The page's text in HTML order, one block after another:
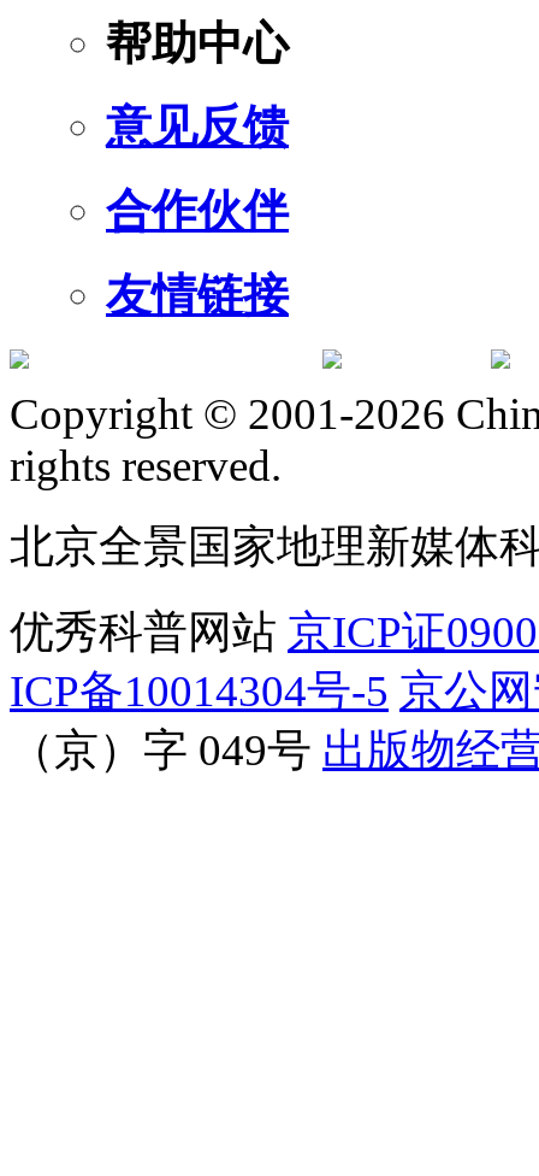
帮助中心
意见反馈
合作伙伴
友情链接
Copyright © 2001-2026
rights reserved.
北京全景国家地理新媒体
优秀科普网站 京ICP证
ICP备10014304号-5 京公
（京）字 049号 出版物经